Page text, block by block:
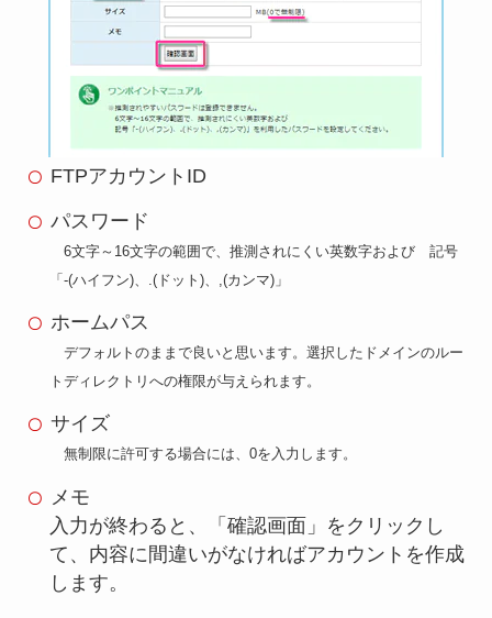
FTPアカウントID
パスワード
6文字～16文字の範囲で、推測されにくい英数字および 記号
「-(ハイフン)、.(ドット)、,(カンマ)」
ホームパス
デフォルトのままで良いと思います。選択したドメインのルー
トディレクトリへの権限が与えられます。
サイズ
無制限に許可する場合には、0を入力します。
メモ
入力が終わると、「確認画面」をクリックし
て、内容に間違いがなければアカウントを作成
します。